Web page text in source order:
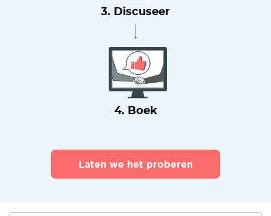
3. Discuseer
4. Boek
Laten we het proberen